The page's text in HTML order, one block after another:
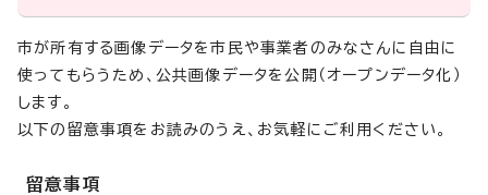
市が所有する画像データを市民や事業者のみなさんに自由に
使ってもらうため、公共画像データを公開（オープンデータ化）
します。
以下の留意事項をお読みのうえ、お気軽にご利用ください。
留意事項